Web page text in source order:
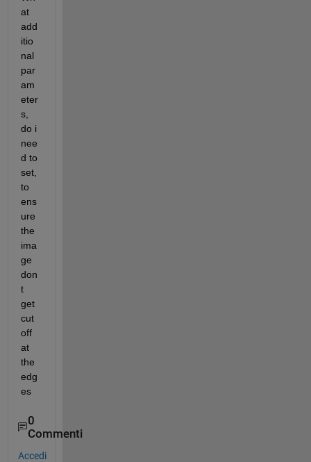
at
add
itio
nal
par
am
eter
s,
do i
nee
d to
set,
to
ens
ure
the
ima
ge
don
t
get
cut
off
at
the
edg
es
0
Commenti
Accedi